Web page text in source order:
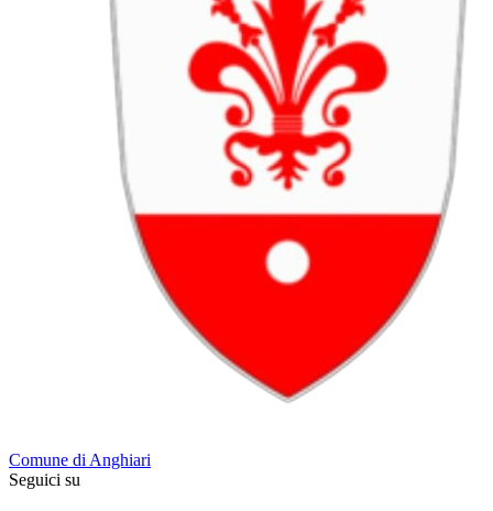
Comune di Anghiari
Seguici su